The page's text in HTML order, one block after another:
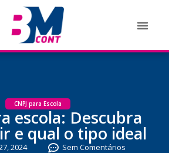
CNPJ para Escola
escola: Descubra
e qual o tipo ideal
2024 Sem Comentários